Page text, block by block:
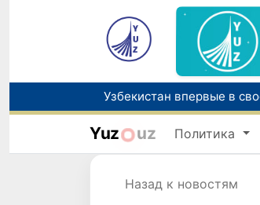
Yuz uz Политика
Назад к новостям